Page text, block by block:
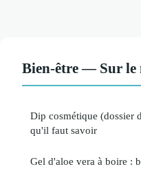
Bien-être — Sur le
Dip cosmétique (dossier
qu'il faut savoir
Gel d'aloe vera à boire :